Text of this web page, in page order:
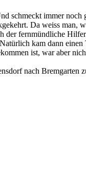
schmeckt immer
Da weiss man,
der fernmündliche
kam dann
ist, war aber
nach Bremgarten